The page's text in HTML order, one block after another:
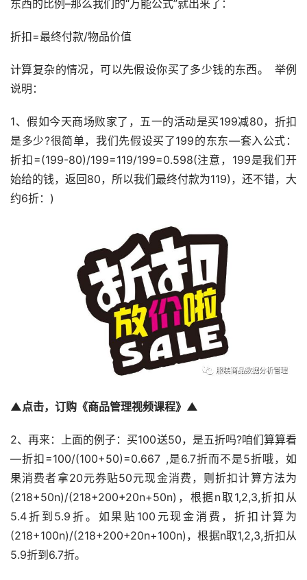
东西的比例–那么我们的“万能公式”就出来了：
折扣=最终付款/物品价值
计算复杂的情况，可以先假设你买了多少钱的东西。 举例
说明：
1、假如今天商场败家了，五一的活动是买199减80，折扣
是多少?很简单，我们先假设买了199的东东—套入公式：
折扣=(199-80)/199=119/199=0.598(注意，199是我们开
始给的钱，返回80，所以我们最终付款为119)，还不错，大
约6折：)
▲点击，订购《商品管理视频课程》▲
2、再来：上面的例子：买100送50，是五折吗?咱们算算看
—折扣=100/(100+50)=0.667 ,是6.7折而不是5折哦，如
果消费者拿20元券贴50元现金消费，则折扣计算方法为
(218+50n)/(218+200+20n+50n)，根据n取1,2,3,折扣从
5.4折到5.9折。如果贴100元现金消费，折扣计算为
(218+100n)/(218+200+20n+100n)，根据n取1,2,3,折扣从
5.9折到6.7折。